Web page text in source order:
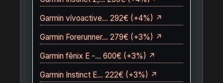
Garmin vívoactive… 292€ (+4%) ↗
Garmin Forerunner… 279€ (+3%) ↗
Garmin fēnix E -… 600€ (+3%) ↗
Garmin Instinct E… 222€ (+3%) ↗